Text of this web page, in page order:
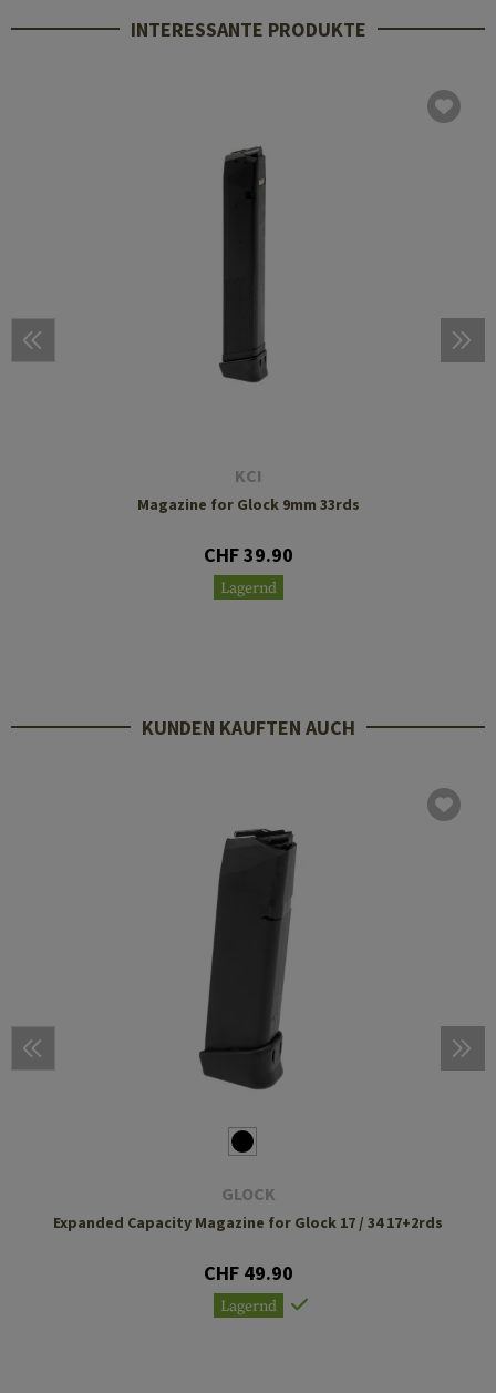
INTERESSANTE PRODUKTE
KCI
Magazine for Glock 9mm 33rds
CHF 39.90
Lagernd
KUNDEN KAUFTEN AUCH
GLOCK
Expanded Capacity Magazine for Glock 17 / 34 17+2rds
CHF 49.90
Lagernd